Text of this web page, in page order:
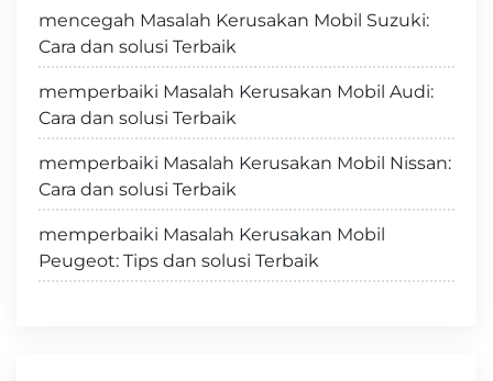
mencegah Masalah Kerusakan Mobil Suzuki:
Cara dan solusi Terbaik
memperbaiki Masalah Kerusakan Mobil Audi:
Cara dan solusi Terbaik
memperbaiki Masalah Kerusakan Mobil Nissan:
Cara dan solusi Terbaik
memperbaiki Masalah Kerusakan Mobil
Peugeot: Tips dan solusi Terbaik